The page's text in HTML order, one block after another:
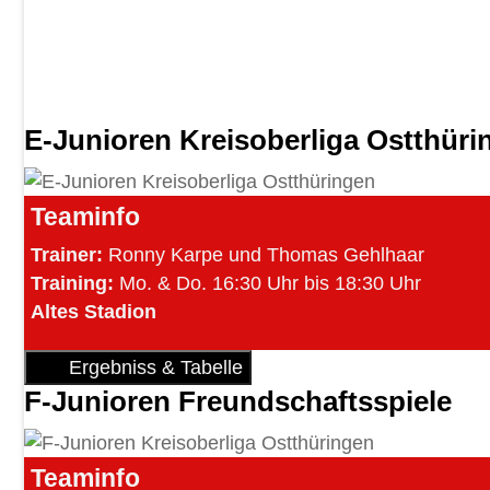
E-Junioren Kreisoberliga
Teaminfo
Trainer: Ronny Karpe und Thomas Gehlhaar
Training: Mo. & Do. 16:30 Uhr bis 18:30 Uhr
Altes Stadion
Ergebniss & Tabelle
F-Junioren Freundschaftsspiele
Teaminfo